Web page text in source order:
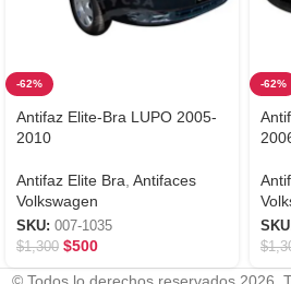
-62%
Antifaz Elite-Bra LUPO 2005-
2010
Antifaz Elite Bra Antifaces
Volkswagen
SKU: 007-1035
$1,300 $500
-62%
$